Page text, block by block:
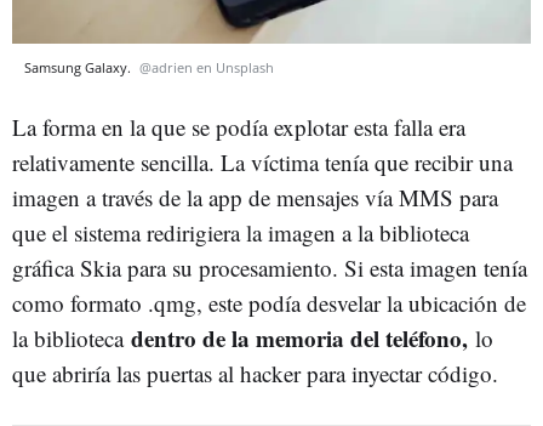
Samsung Galaxy. @adrien en Unsplash
La forma en la que se podía explotar esta falla era
relativamente sencilla. La víctima tenía que recibir una
imagen a través de la app de mensajes vía MMS para
que el sistema redirigiera la imagen a la biblioteca
gráfica Skia para su procesamiento. Si esta imagen tenía
como formato .qmg, este podía desvelar la ubicación de
la biblioteca dentro de la memoria del teléfono, lo
que abriría las puertas al hacker para inyectar código.